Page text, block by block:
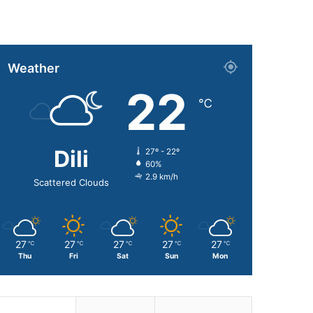
Weather
Dili
Scattered Clouds
22 ℃
27º - 22º
60%
2.9 km/h
27 ℃
Thu
27 ℃
Fri
27 ℃
Sat
27 ℃
Sun
27 ℃
Mon